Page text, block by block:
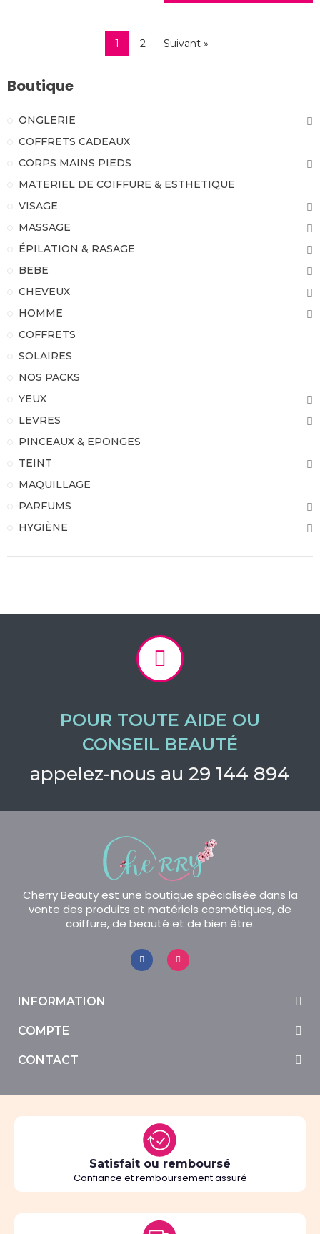
1 2 Suivant »
Boutique
ONGLERIE
COFFRETS CADEAUX
CORPS MAINS PIEDS
MATERIEL DE COIFFURE & ESTHETIQUE
VISAGE
MASSAGE
ÉPILATION & RASAGE
BEBE
CHEVEUX
HOMME
COFFRETS
SOLAIRES
NOS PACKS
YEUX
LEVRES
PINCEAUX & EPONGES
TEINT
MAQUILLAGE
PARFUMS
HYGIÈNE
POUR TOUTE AIDE OU
CONSEIL BEAUTÉ
appelez-nous au 29 144 894
Cherry Beauty est une boutique spécialisée dans la
vente des produits et matériels cosmétiques, de
coiffure, de beauté et de bien être.
INFORMATION
COMPTE
CONTACT
Satisfait ou remboursé
Confiance et remboursement assuré